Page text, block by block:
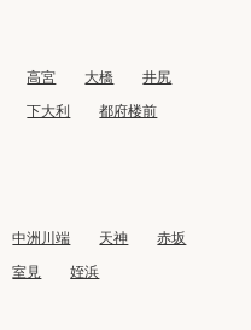
高宮 大橋
井尻
下大利
都府楼前
中洲川端 天神
赤坂
室見 姪浜